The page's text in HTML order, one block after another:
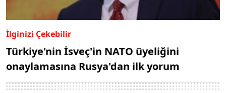
İlginizi Çekebilir
Türkiye'nin İsveç'in NATO üyeliğini
onaylamasına Rusya'dan ilk yorum